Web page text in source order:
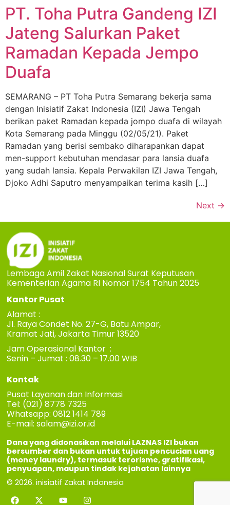
PT. Toha Putra Gandeng IZI
Jateng Salurkan Paket
Ramadan Kepada Jempo
Duafa
SEMARANG – PT Toha Putra Semarang bekerja sama
dengan Inisiatif Zakat Indonesia (IZI) Jawa Tengah
berikan paket Ramadan kepada jompo duafa di wilayah
Kota Semarang pada Minggu (02/05/21). Paket
Ramadan yang berisi sembako diharapankan dapat
men-support kebutuhan mendasar para lansia duafa
yang sudah lansia. Kepala Perwakilan IZI Jawa Tengah,
Djoko Adhi Saputro menyampaikan terima kasih […]
Next →
Lembaga Amil Zakat Nasional Surat Keputusan
Kementerian Agama RI Nomor 1754 Tahun 2025
Kantor Pusat
Alamat :
Jl. Raya Condet No. 27-G, Batu Ampar,
Kramat Jati, Jakarta Timur 13520
Jam Operasional Kantor :
Senin – Jumat : 08.30 – 17.00 WIB
Kontak
Pusat Layanan dan Informasi
Tel: (021) 8778 7325
Whatsapp: 0812 1414 789
E-mail:salam@izi.or.id
Dana yang didonasikan melalui LAZNAS IZI bukan
bersumber dan bukan untuk tujuan pencucian uang
(money laundry), termasuk terorisme, gratifikasi,
penyuapan, maupun tindak kejahatan lainnya
© 2026. inisiatif Zakat Indonesia